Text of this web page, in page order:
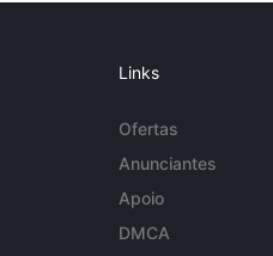
Links
Ofertas
Anunciantes
Apoio
DMCA